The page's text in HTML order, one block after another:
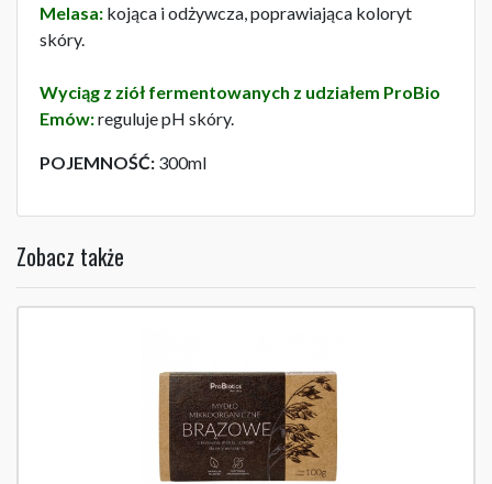
Melasa: kojąca i odżywcza, poprawiająca koloryt
skóry.
Wyciąg z ziół fermentowanych z udziałem ProBio
Emów:reguluje pH skóry.
POJEMNOŚĆ: 300ml
Zobacz także